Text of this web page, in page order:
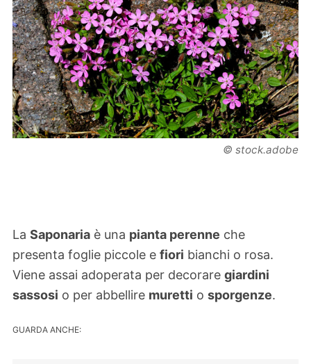
© stock.adobe
La Saponaria è una pianta perenne che
presenta foglie piccole e fiori bianchi o rosa.
Viene assai adoperata per decorare giardini
sassosi o per abbellire muretti o sporgenze.
GUARDA ANCHE: